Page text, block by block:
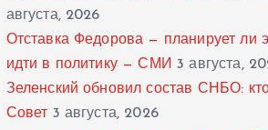
августа, 2026
Отставка Федорова — планирует ли
идти в политику — СМИ 3 августа,
Зеленский обновил состав СНБО:
Совет 3 августа, 2026